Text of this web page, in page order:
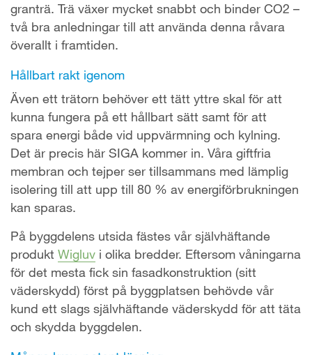
granträ. Trä växer mycket snabbt och binder CO2 –
två bra anledningar till att använda denna råvara
överallt i framtiden.
Hållbart rakt igenom
Även ett trätorn behöver ett tätt yttre skal för att
kunna fungera på ett hållbart sätt samt för att
spara energi både vid uppvärmning och kylning.
Det är precis här SIGA kommer in. Våra giftfria
membran och tejper ser tillsammans med lämplig
isolering till att upp till 80 % av energiförbrukningen
kan sparas.
På byggdelens utsida fästes vår självhäftande
produkt Wigluv i olika bredder. Eftersom våningarna
för det mesta fick sin fasadkonstruktion (sitt
väderskydd) först på byggplatsen behövde vår
kund ett slags självhäftande väderskydd för att täta
och skydda byggdelen.